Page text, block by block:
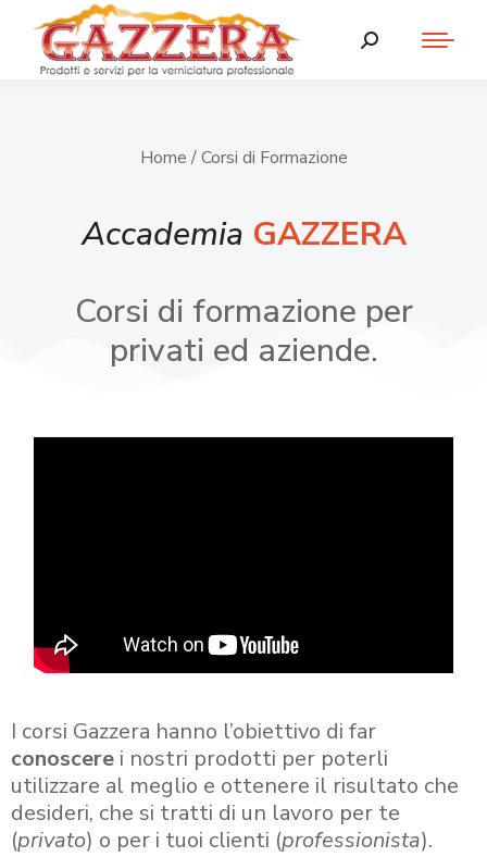
Home / Corsi di Formazione
Accademia GAZZERA
Corsi di formazione per
privati ed aziende.
I corsi Gazzera hanno l’obiettivo di far
conoscere i nostri prodotti per poterli
utilizzare al meglio e ottenere il risultato che
desideri, che si tratti di un lavoro per te
(privato) o per i tuoi clienti (professionista).